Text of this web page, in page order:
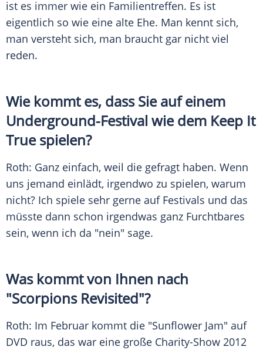
ist es immer wie ein Familientreffen. Es ist
eigentlich so wie eine alte Ehe. Man kennt sich,
man versteht sich, man braucht gar nicht viel
reden.
Wie kommt es, dass Sie auf einem
Underground-Festival wie dem Keep It
True spielen?
Roth: Ganz einfach, weil die gefragt haben. Wenn
uns jemand einlädt, irgendwo zu spielen, warum
nicht? Ich spiele sehr gerne auf Festivals und das
müsste dann schon irgendwas ganz Furchtbares
sein, wenn ich da "nein" sage.
Was kommt von Ihnen nach
"Scorpions Revisited"?
Roth: Im Februar kommt die "Sunflower Jam" auf
DVD raus, das war eine große Charity-Show 2012